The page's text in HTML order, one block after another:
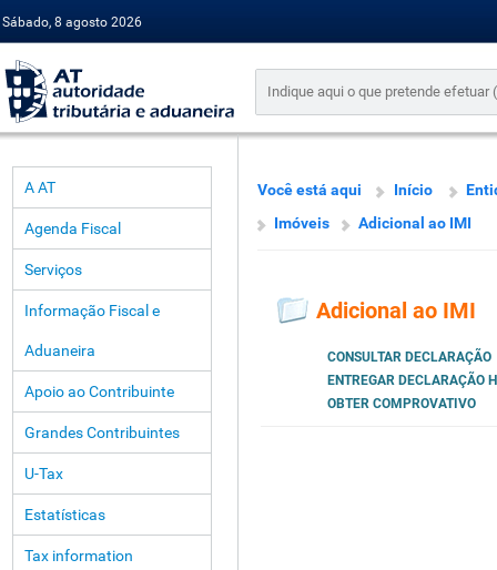
Sábado, 8 agosto 2026
A AT
Agenda Fiscal
Serviços
Informação Fiscal e
Aduaneira
Apoio ao Contribuinte
Grandes Contribuintes
U-Tax
Estatísticas
Tax information
Você está aqui Início
Imóveis
Adicional ao IMI
Adicional ao IMI
CONSULTAR DECLARAÇÃO
ENTREGAR DECLARAÇÃO
OBTER COMPROVATIVO